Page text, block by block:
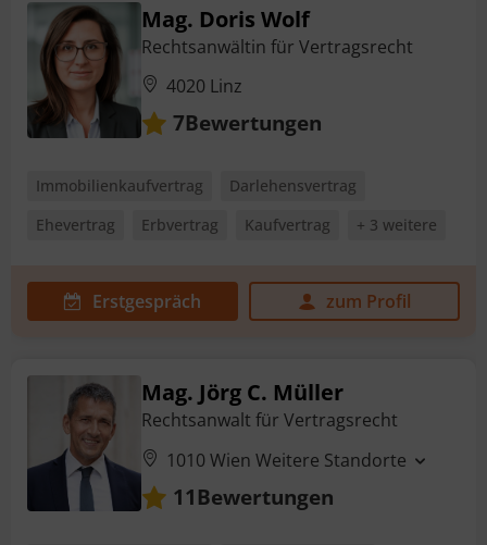
Mag. Doris Wolf
Rechtsanwältin für Vertragsrecht
4020 Linz
7Bewertungen
Immobilienkaufvertrag
Darlehensvertrag
Ehevertrag
Erbvertrag Kaufvertrag + 3 weitere
Erstgespräch zum Profil
Mag. Jörg C. Müller
Rechtsanwalt für Vertragsrecht
1010 Wien Weitere Standorte
11Bewertungen